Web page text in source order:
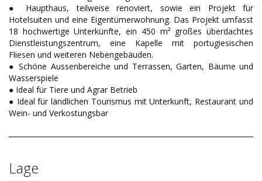
● Haupthaus, teilweise renoviert, sowie ein Projekt für
Hotelsuiten und eine Eigentümerwohnung. Das Projekt umfasst
18 hochwertige Unterkünfte, ein 450 m² großes überdachtes
Dienstleistungszentrum, eine Kapelle mit portugiesischen
Fliesen und weiteren Nebengebäuden.
● Schöne Aussenbereiche und Terrassen, Garten, Bäume und
Wasserspiele
● Ideal für Tiere und Agrar Betrieb
● Ideal für ländlichen Tourismus mit Unterkunft, Restaurant und
Wein- und Verkostungsbar
Lage